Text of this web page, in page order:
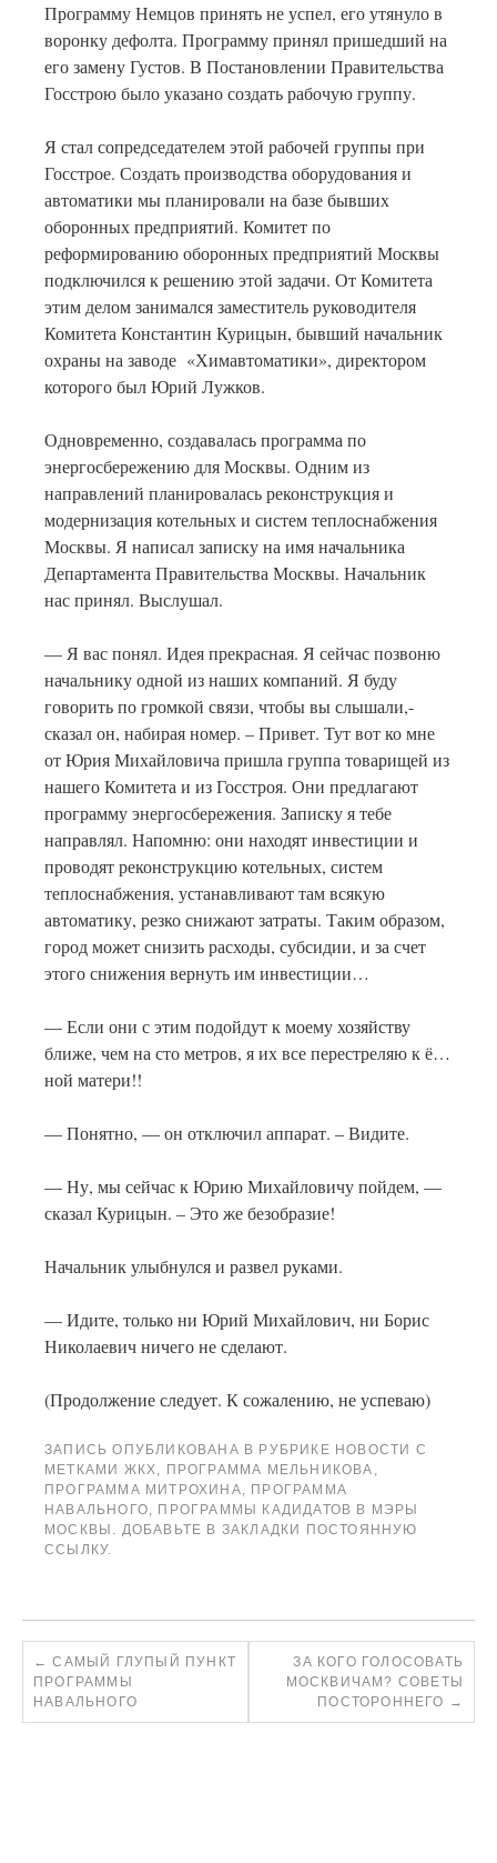
Программу Немцов принять не успел, его утянуло в
воронку дефолта. Программу принял пришедший на
его замену Густов. В Постановлении Правительства
Госстрою было указано создать рабочую группу.
Я стал сопредседателем этой рабочей группы при
Госстрое. Создать производства оборудования и
автоматики мы планировали на базе бывших
оборонных предприятий. Комитет по
реформированию оборонных предприятий Москвы
подключился к решению этой задачи. От Комитета
этим делом занимался заместитель руководителя
Комитета Константин Курицын, бывший начальник
охраны на заводе «Химавтоматики», директором
которого был Юрий Лужков.
Одновременно, создавалась программа по
энергосбережению для Москвы. Одним из
направлений планировалась реконструкция и
модернизация котельных и систем теплоснабжения
Москвы. Я написал записку на имя начальника
Департамента Правительства Москвы. Начальник
нас принял. Выслушал.
— Я вас понял. Идея прекрасная. Я сейчас позвоню
начальнику одной из наших компаний. Я буду
говорить по громкой связи, чтобы вы слышали,-
сказал он, набирая номер. – Привет. Тут вот ко мне
от Юрия Михайловича пришла группа товарищей из
нашего Комитета и из Госстроя. Они предлагают
программу энергосбережения. Записку я тебе
направлял. Напомню: они находят инвестиции и
проводят реконструкцию котельных, систем
теплоснабжения, устанавливают там всякую
автоматику, резко снижают затраты. Таким образом,
город может снизить расходы, субсидии, и за счет
этого снижения вернуть им инвестиции…
— Если они с этим подойдут к моему хозяйству
ближе, чем на сто метров, я их все перестреляю к ё…
ной матери!!
— Понятно, — он отключил аппарат. – Видите.
— Ну, мы сейчас к Юрию Михайловичу пойдем, —
сказал Курицын. – Это же безобразие!
Начальник улыбнулся и развел руками.
— Идите, только ни Юрий Михайлович, ни Борис
Николаевич ничего не сделают.
(Продолжение следует. К сожалению, не успеваю)
ЗАПИСЬ ОПУБЛИКОВАНА В РУБРИКЕ НОВОСТИ С
МЕТКАМИ ЖКХ, ПРОГРАММА МЕЛЬНИКОВА ,
ПРОГРАММА МИТРОХИНА, ПРОГРАММА
НАВАЛЬНОГО, ПРОГРАММЫ КАДИДАТОВ В МЭРЫ
МОСКВЫ . ДОБАВЬТЕ В ЗАКЛАДКИ
ПОСТОЯННУЮ
ССЫЛКУ.
← САМЫЙ ГЛУПЫЙ ПУНКТ
ПРОГРАММЫ
НАВАЛЬНОГО
ЗА КОГО ГОЛОСОВАТЬ
МОСКВИЧАМ? СОВЕТЫ
ПОСТОРОННЕГО →